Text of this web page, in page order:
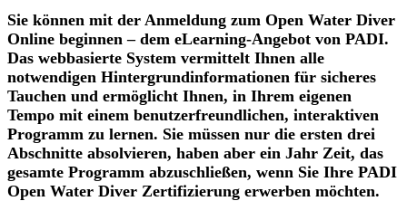
Sie können mit der Anmeldung zum Open Water Diver
Online beginnen – dem eLearning-Angebot von PADI.
Das webbasierte System vermittelt Ihnen alle
notwendigen Hintergrundinformationen für sicheres
Tauchen und ermöglicht Ihnen, in Ihrem eigenen
Tempo mit einem benutzerfreundlichen, interaktiven
Programm zu lernen. Sie müssen nur die ersten drei
Abschnitte absolvieren, haben aber ein Jahr Zeit, das
gesamte Programm abzuschließen, wenn Sie Ihre PADI
Open Water Diver Zertifizierung erwerben möchten.